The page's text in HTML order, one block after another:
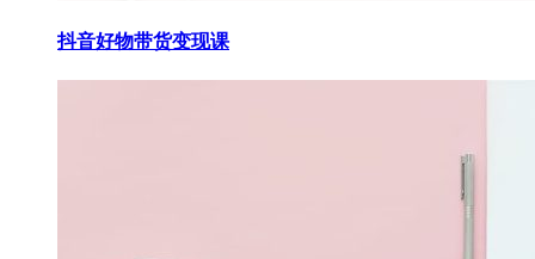
抖音好物带货变现课